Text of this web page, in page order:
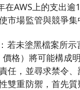
在AWS上的支出
市場監管與競爭集
若未塗黑檔案所
格）將可能構成
任，並尋求禁令
雙重防禦，首先